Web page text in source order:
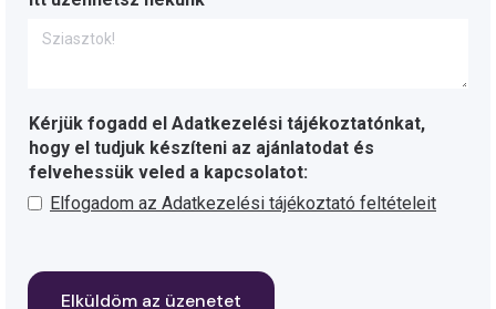
Kérjük fogadd el Adatkezelési tájékoztatónkat,
hogy el tudjuk készíteni az ajánlatodat és
felvehessük veled a kapcsolatot:
Elfogadom az Adatkezelési tájékoztató feltételeit